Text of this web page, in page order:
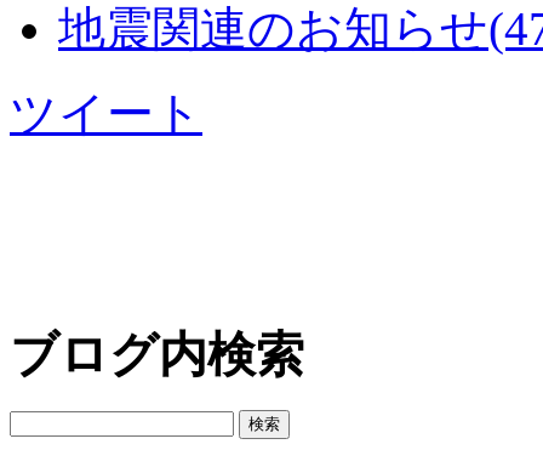
地震関連のお知らせ
ツイート
ブログ内検索